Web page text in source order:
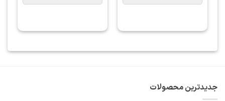
جدیدترین محصولات